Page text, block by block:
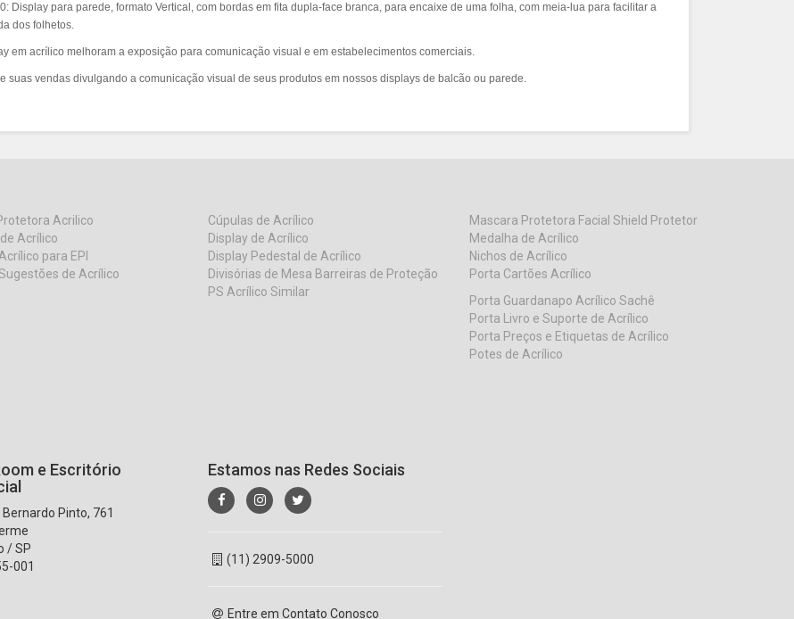
Display para parede, formato Vertical, com bordas em fita dupla-face branca, para encaixe de uma folha, com meia-lua para facilitar a
dos folhetos.
em acrílico melhoram a exposição para comunicação visual e em estabelecimentos comerciais.
suas vendas divulgando a comunicação visual de seus produtos em nossos displays de balcão ou parede.
Acrilico
Acrílico
para EPI
de Acrílico
Cúpulas de Acrílico
Display de Acrílico
Display Pedestal de Acrílico
Divisórias de Mesa Barreiras de Proteção
PS Acrílico Similar
Mascara Protetora Facial Shield Protetor
Medalha de Acrílico
Nichos de Acrílico
Porta Cartões Acrílico
Porta Guardanapo Acrílico Sachê
Porta Livro e Suporte de Acrílico
Porta Preços e Etiquetas de Acrílico
Potes de Acrílico
e Escritório
Bernardo Pinto, 761
/ SP
001
Estamos nas Redes Sociais
(11) 2909-5000
Entre em Contato Conosco